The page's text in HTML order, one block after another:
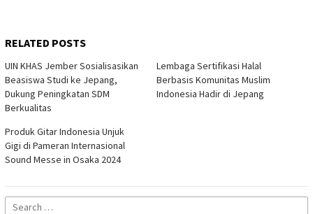
RELATED POSTS
UIN KHAS Jember Sosialisasikan
Beasiswa Studi ke Jepang,
Dukung Peningkatan SDM
Berkualitas
Lembaga Sertifikasi Halal
Berbasis Komunitas Muslim
Indonesia Hadir di Jepang
Produk Gitar Indonesia Unjuk
Gigi di Pameran Internasional
Sound Messe in Osaka 2024
Search